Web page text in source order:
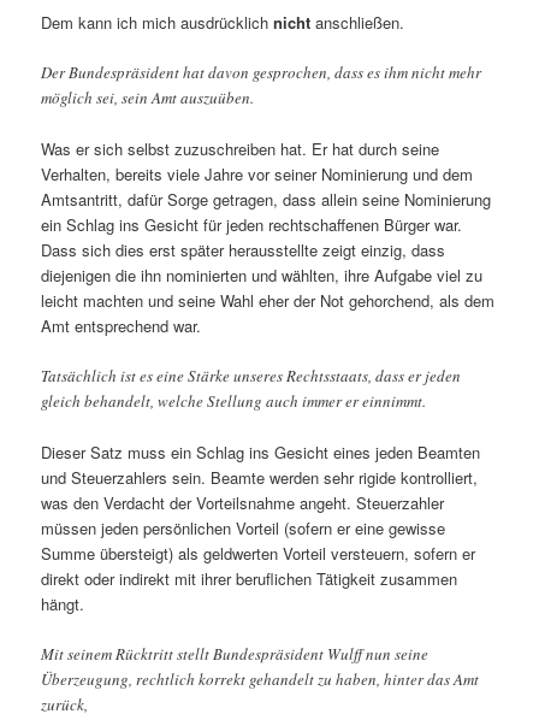
Dem kann ich mich ausdrücklichnicht anschließen.
Der Bundespräsident hat davon gesprochen, dass es ihm nicht mehr
möglich sei, sein Amt auszuüben.
Was er sich selbst zuzuschreiben hat. Er hat durch seine
Verhalten, bereits viele Jahre vor seiner Nominierung und dem
Amtsantritt, dafür Sorge getragen, dass allein seine Nominierung
ein Schlag ins Gesicht für jeden rechtschaffenen Bürger war.
Dass sich dies erst später herausstellte zeigt einzig, dass
diejenigen die ihn nominierten und wählten, ihre Aufgabe viel zu
leicht machten und seine Wahl eher der Not gehorchend, als dem
Amt entsprechend war.
Tatsächlich ist es eine Stärke unseres Rechtsstaats, dass er jeden
gleich behandelt, welche Stellung auch immer er einnimmt.
Dieser Satz muss ein Schlag ins Gesicht eines jeden Beamten
und Steuerzahlers sein. Beamte werden sehr rigide kontrolliert,
was den Verdacht der Vorteilsnahme angeht. Steuerzahler
müssen jeden persönlichen Vorteil (sofern er eine gewisse
Summe übersteigt) als geldwerten Vorteil versteuern, sofern er
direkt oder indirekt mit ihrer beruflichen Tätigkeit zusammen
hängt.
Mit seinem Rücktritt stellt Bundespräsident Wulff nun seine
Überzeugung, rechtlich korrekt gehandelt zu haben, hinter das Amt
zurück,